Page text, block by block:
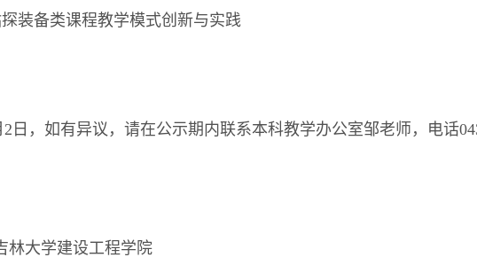
装备类课程教学模式创新与实践
日，如有异议，请在公示期内联系本科教学办公室邹老师，电话
程学院